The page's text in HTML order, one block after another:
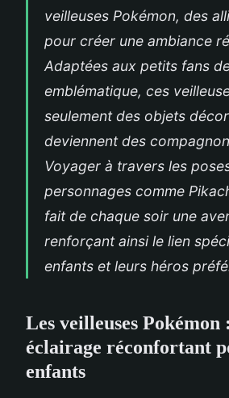
veilleuses Pokémon, des
pour créer une ambiance
Adaptées aux petits fans
emblématique, ces
seulement des objets
deviennent des
Voyager à travers les
personnages comme
fait de chaque soir une
renforçant ainsi le lien
enfants et leurs héros
Les veilleuses Pokémon
éclairage réconfortant
enfants